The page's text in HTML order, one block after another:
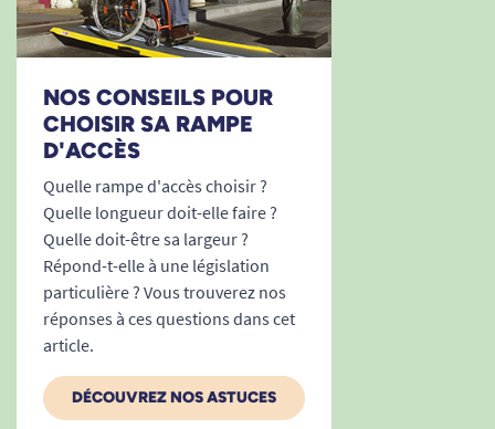
NOS CONSEILS POUR
CHOISIR SA RAMPE
D'ACCÈS
Quelle rampe d'accès choisir ?
Quelle longueur doit-elle faire ?
Quelle doit-être sa largeur ?
Répond-t-elle à une législation
particulière ? Vous trouverez nos
réponses à ces questions dans cet
article.
DÉCOUVREZ NOS ASTUCES